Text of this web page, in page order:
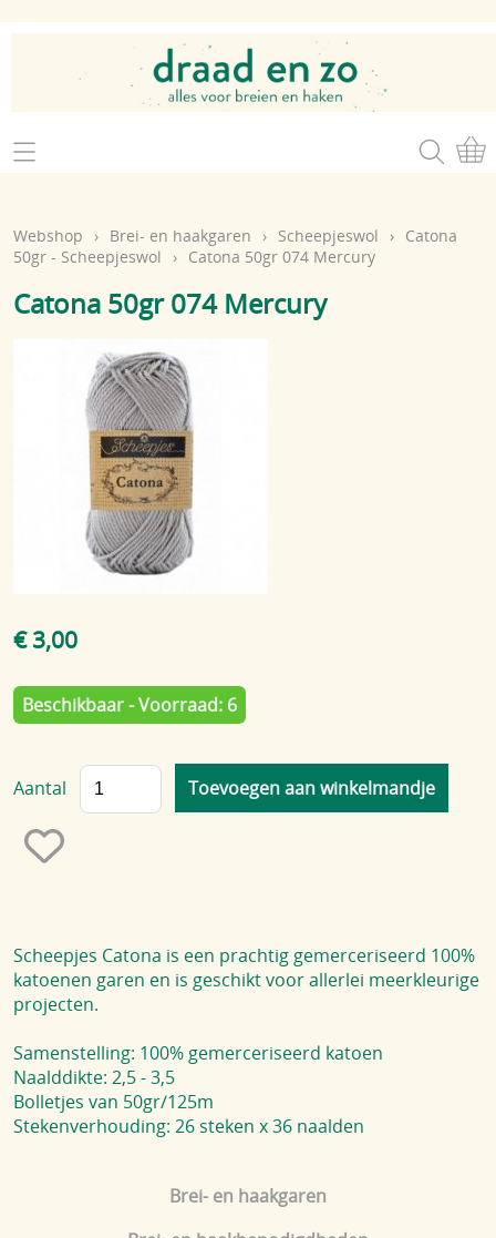
Home
Brei- en haakgaren
Brei- en haakbenodigdheden
Cadeaubon
Workshops
Mijn account
Openingsuren
Brei- en haakatelier
Atelier op zondag
Brei- en haakgaren
Webshop › Brei- en haakgaren › Scheepjeswol › Catona
50gr - Scheepjeswol
› Catona 50gr 074 Mercury
Catona 50gr 074 Mercury
€ 3,00
Beschikbaar - Voorraad: 6
Aantal
Scheepjes Catona is een prachtig gemerceriseerd 100%
katoenen garen en is geschikt voor allerlei meerkleurige
projecten.
Samenstelling: 100% gemerceriseerd katoen
Naalddikte: 2,5 - 3,5
Bolletjes van 50gr/125m
Stekenverhouding: 26 steken x 36 naalden